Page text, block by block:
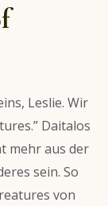
Leslie. Wir
Daitalos
mehr aus der
sein. So
von